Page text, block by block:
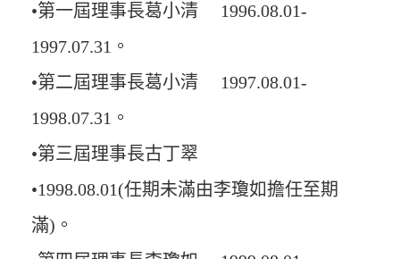
•第一屆理事長葛小清 1996.08.01-
1997.07.31。
•第二屆理事長葛小清 1997.08.01-
1998.07.31。
•第三屆理事長古丁翠
•1998.08.01(任期未滿由李瓊如擔任至期
滿)。